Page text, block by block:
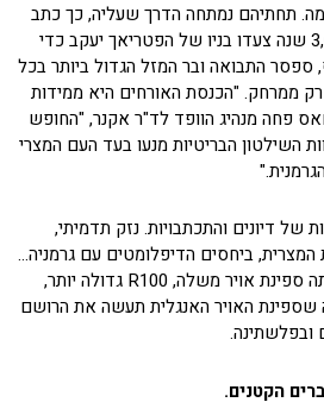
תחתיהם נמתחה הדרך שעליה, כך כתב
בזכרונותיו "לפני כמעט 3,000 שנה צעדו בניו של הפטריאך יעקב כדי
ספסר התבואה ובר המזל הגדול ביותר בכל
ממרחק. "הכנסת האורחים היא ממידות
פחה מנהיג הוופד לד"ר אקנר, "החופש
השילטון הבריטיות מנעו בעד העם המצרי
דיונים והתכתבויות. נזק תדמיתי,
המצרית, ביחסים הדיפלומטים עם גרמניה…
רק בגלל – ובכן, אנגליה בנתה ספינת אויר משלה, R100 גדולה יותר,
שספינת האויר האנגלית תעשה את הרושם
ובפלשתינה.
הקטנים.